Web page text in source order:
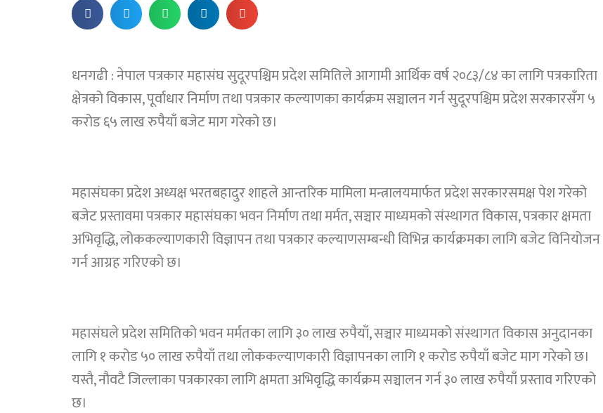
धनगढी : नेपाल पत्रकार महासंघ सुदूरपश्चिम प्रदेश समितिले आगामी आर्थिक वर्ष २०८३/८४ का लागि पत्रकारिता
क्षेत्रको विकास, पूर्वाधार निर्माण तथा पत्रकार कल्याणका कार्यक्रम सञ्चालन गर्न सुदूरपश्चिम प्रदेश सरकारसँग ५
करोड ६५ लाख रुपैयाँ बजेट माग गरेको छ।
महासंघका प्रदेश अध्यक्ष भरतबहादुर शाहले आन्तरिक मामिला मन्त्रालयमार्फत प्रदेश सरकारसमक्ष पेश गरेको
बजेट प्रस्तावमा पत्रकार महासंघका भवन निर्माण तथा मर्मत, सञ्चार माध्यमको संस्थागत विकास, पत्रकार क्षमता
अभिवृद्धि, लोककल्याणकारी विज्ञापन तथा पत्रकार कल्याणसम्बन्धी विभिन्न कार्यक्रमका लागि बजेट विनियोजन
गर्न आग्रह गरिएको छ।
महासंघले प्रदेश समितिको भवन मर्मतका लागि ३० लाख रुपैयाँ, सञ्चार माध्यमको संस्थागत विकास अनुदानका
लागि १ करोड ५० लाख रुपैयाँ तथा लोककल्याणकारी विज्ञापनका लागि १ करोड रुपैयाँ बजेट माग गरेको छ।
यस्तै, नौवटै जिल्लाका पत्रकारका लागि क्षमता अभिवृद्धि कार्यक्रम सञ्चालन गर्न ३० लाख रुपैयाँ प्रस्ताव गरिएको
छ।